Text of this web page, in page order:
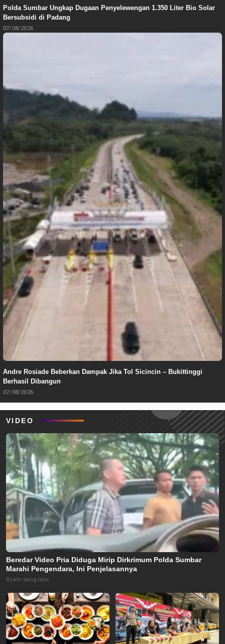
Polda Sumbar Ungkap Dugaan Penyelewengan 1.350 Liter Bio Solar
Bersubsidi di Padang
07/08/2026
Andre Rosiade Beberkan Dampak Jika Tol Sicincin – Bukittinggi
Berhasil Dibangun
07/08/2026
VIDEO
Beredar Video Pria Diduga Mirip Dirkrimum Polda Sumbar
Marahi Pengendara, Ini Penjelasannya
8 jam yang lalu